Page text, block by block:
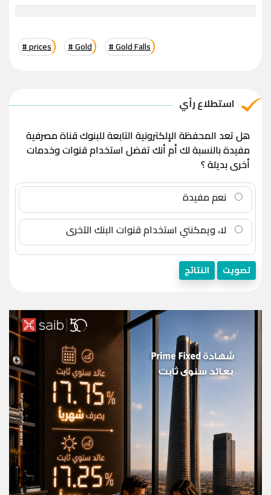
# prices # Gold # Gold Falls
استطلاع رأي
هل تعد المحفظة الإلكترونية التابعة للبنوك قناة مصرفية
مفيدة بالنسبة لك أم أنك تفضل استخدام قنوات وخدمات
أخرى بديلة ؟
نعم مفيدة
لا، ويمكنني استخدام قنوات البنك الآخرى
تصويت النتائج